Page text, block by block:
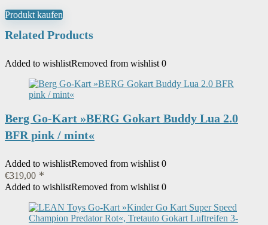
Produkt kaufen
Related Products
Added to wishlistRemoved from wishlist 0
Berg Go-Kart »BERG Gokart Buddy Lua 2.0
BFR pink / mint«
Added to wishlistRemoved from wishlist 0
€319,00
Added to wishlistRemoved from wishlist 0